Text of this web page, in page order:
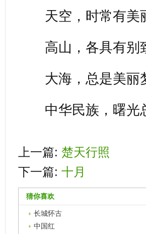
天空，时常有美
高山，各具有别
大海，总是美丽
中华民族，曙光
上一篇: 楚天行照
下一篇: 十月
猜你喜欢
长城怀古
中国红